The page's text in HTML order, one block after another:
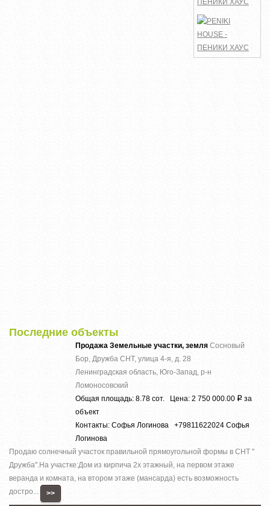
Последние объекты
Продажа Земельные участки, земля Сосновый
Бор, Дружба СНТ, улица 4-я, д. 28
Ленинградская область, Юго-Запад, р-н
Ломоносовский
Общая площадь: 8.78 сот. Цена: 2 750 000.00 Р за
объект
Контакты: Софья Логинова +79811622024 Софья
Логинова
Продаю солнечный участок правильной прямоугольной формы в СНТ ''
Дружба''.На участке:Дом из кирпича 2х этажный, на первом этаже
веранда и комната, на втором этаже (мансарда) есть возможность
достро...
>>